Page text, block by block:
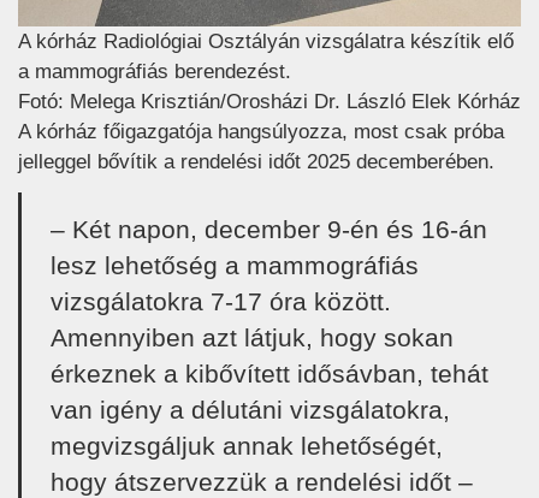
A kórház Radiológiai Osztályán vizsgálatra készítik elő
a mammográfiás berendezést.
Fotó: Melega Krisztián/Orosházi Dr. László Elek Kórház
A kórház főigazgatója hangsúlyozza, most csak próba
jelleggel bővítik a rendelési időt 2025 decemberében.
– Két napon, december 9-én és 16-án
lesz lehetőség a mammográfiás
vizsgálatokra 7-17 óra között.
Amennyiben azt látjuk, hogy sokan
érkeznek a kibővített idősávban, tehát
van igény a délutáni vizsgálatokra,
megvizsgáljuk annak lehetőségét,
hogy átszervezzük a rendelési időt –